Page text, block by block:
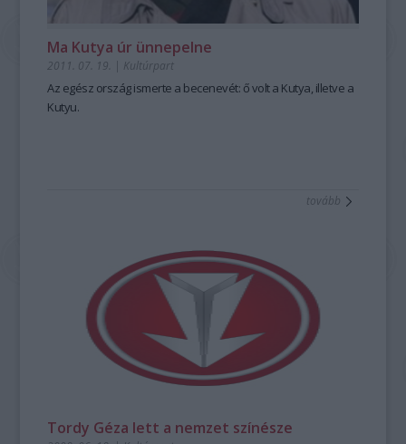
Ma Kutya úr ünnepelne
2011. 07. 19. | Kultúrpart
Az egész ország ismerte a becenevét: ő volt a Kutya, illetve a
Kutyu.
tovább
Tordy Géza lett a nemzet színésze